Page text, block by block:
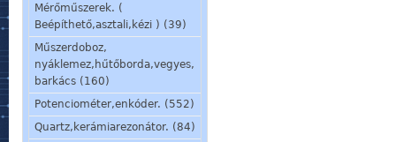
Mérőműszerek. (
Beépíthető,asztali,kézi ) (39)
Műszerdoboz,
nyáklemez,hűtőborda,vegyes,
barkács (160)
Potenciométer,enkóder. (552)
Quartz,kerámiarezonátor. (84)